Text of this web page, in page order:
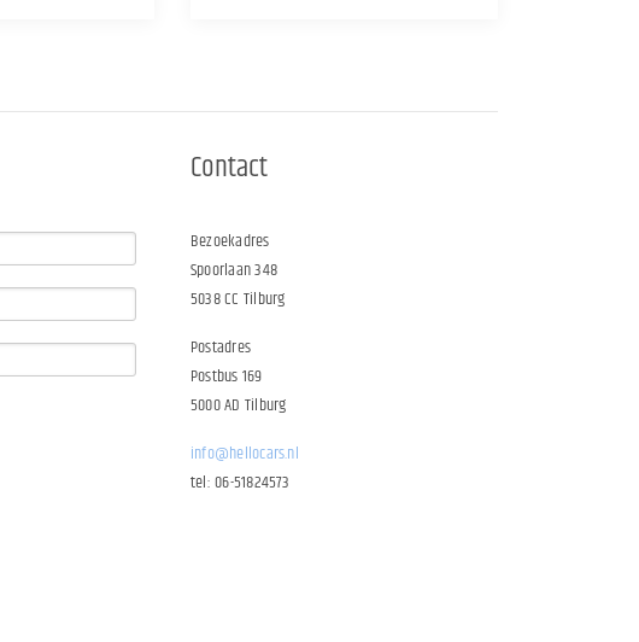
Contact
Bezoekadres
Spoorlaan 348
5038 CC Tilburg
Postadres
Postbus 169
5000 AD Tilburg
info@hellocars.nl
tel: 06-51824573